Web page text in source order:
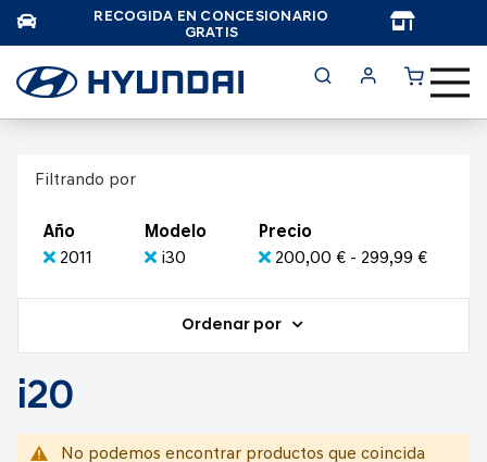
RECOGIDA EN CONCESIONARIO
GRATIS
Filtrando por
Año
2011
Modelo
i30
Precio
200,00 € - 299,99 €
Ordenar por
i20
No podemos encontrar productos que coincida